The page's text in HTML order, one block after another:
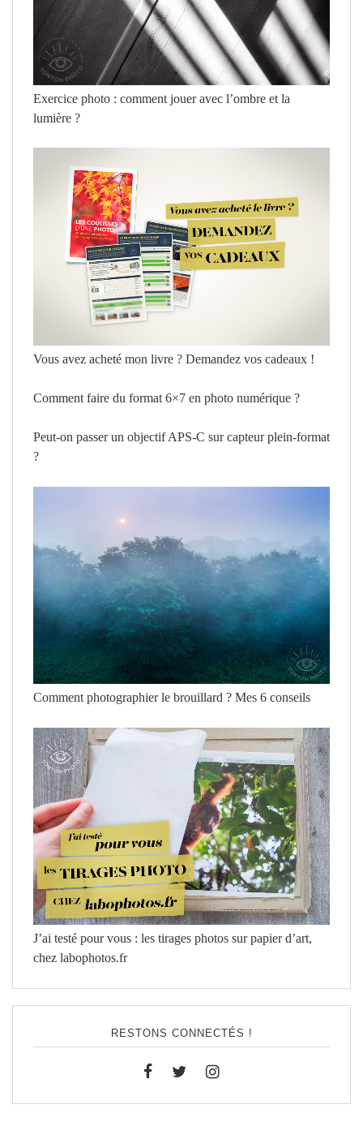
Exercice photo : comment jouer avec l’ombre et la
lumière ?
Vous avez acheté mon livre ? Demandez vos cadeaux !
Comment faire du format 6×7 en photo numérique ?
Peut-on passer un objectif APS-C sur capteur plein-format
?
Comment photographier le brouillard ? Mes 6 conseils
J’ai testé pour vous : les tirages photos sur papier d’art,
chez labophotos.fr
RESTONS CONNECTÉS !